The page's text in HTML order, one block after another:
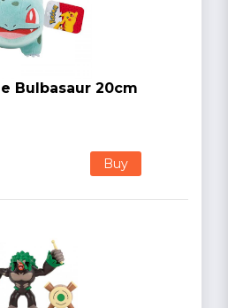
Bulbasaur 20cm
Buy